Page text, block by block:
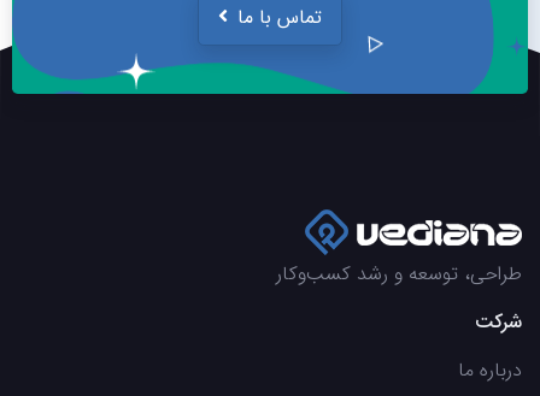
تماس با ما
طراحی، توسعه و رشد کسب‌وکار
شرکت
درباره ما